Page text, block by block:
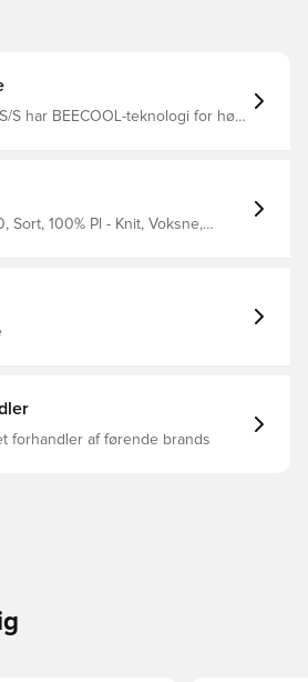
S har BEECOOL-teknologi for høj
Sort, 100% Pl - Knit, Voksne,
forhandler af førende brands